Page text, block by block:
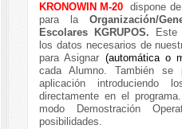
KRONOWIN M-20 dispone
para laOrganización/
Escolares KGRUPOS.
Este
los datos necesarios de
para Asignar (automática o
cada Alumno. También
aplicación introduciendo
directamente en el
modo Demostración
posibilidades.